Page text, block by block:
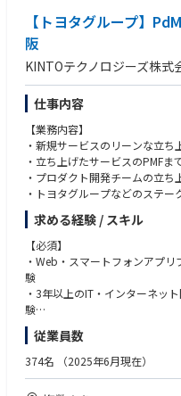
④AIガバナンスとルール策定：
法務・セキュリティ部門と連携
バナンスの設計・運用支援。
⑤ROIの算出と経営報告：
AI導入による工数削減や売上向
経営陣への定期的なレポーティ
【本ポジションの魅力】
・ 小売・ECという顧客接点の
のビジネス実装」を最前線で体
AI技術の進化に合わせて柔軟に
ます。
・また当社はアパレルだけでな
目指しております。
今後のさらなる事業拡大に向け
おり、各ドメインの業務改革
【組織構成】
リーダー、他メンバー2名
※プロジェクトごとに担当を分
向に合わせて担当プロジェクト
■ データサイエンス（機械学
ォーム（DWH、BI等）に携わ
■ 小売・アパレル・EC業界にお
ど）、および同業界に対するコ
【求める人物像】
論理的思考力に基づいた的確な
相手の立場を慮った提案力と
自らチームを牽引するリーダー
い探究心を持つ方
【トヨタグループ】
阪
KINTOテクノロジーズ株式
仕事内容
【業務内容】
・新規サービスのリーンな立ち
・立ち上げたサービスのPMFま
・プロダクト開発チームの立
・トヨタグループなどのステー
【ポジションの魅力】
・次々とリリースされるKINTO
断して利用されるWebプロダ
・ビジネスニーズを捉え、自ら
開発ができます。
・KINTOブランドのビジネス以
・短期的なビジネスの状況に
善していくことができます。
求める経験 / スキル
【必須】
・Web・スマートフォンアプ
験
・3年以上のIT・インターネッ
験
・5年以上のプロダクト開発組
ジャーでなくとも可）
・プロダクトの優先度や要件に
・プロダクトやチームの課題を
従業員数
374名 （2025年6月現在）